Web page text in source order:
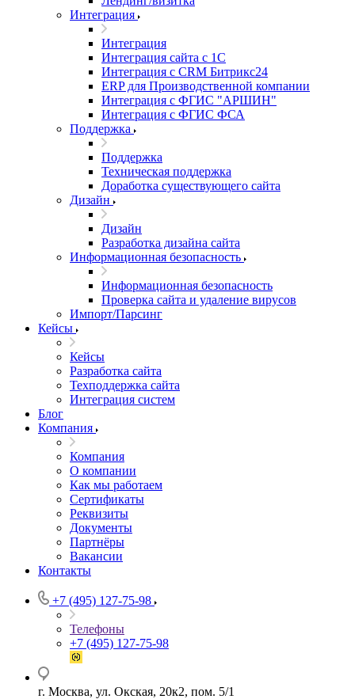
Интеграция
Интеграция
Интеграция сайта с 1С
Интеграция с CRM Битрикс24
ERP для Производственной компании
Интеграция с ФГИС "АРШИН"
Интеграция с ФГИС ФСА
Поддержка
Поддержка
Техническая поддержка
Доработка существующего сайта
Дизайн
Дизайн
Разработка дизайна сайта
Информационная безопасность
Информационная безопасность
Проверка сайта и удаление вирусов
Импорт/Парсинг
Кейсы
Кейсы
Разработка сайта
Техподдержка сайта
Интеграция систем
Блог
Компания
Компания
О компании
Как мы работаем
Сертификаты
Реквизиты
Документы
Партнёры
Вакансии
Контакты
+7 (495) 127-75-98
Телефоны
+7 (495) 127-75-98
г. Москва, ул. Окская, 20к2, пом. 5/1